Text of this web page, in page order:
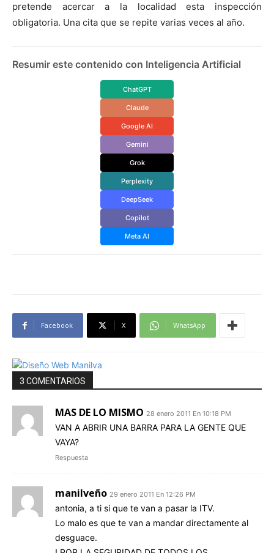
pretende acercar a la localidad esta inspección
obligatoria. Una cita que se repite varias veces al año.
Resumir este contenido con Inteligencia Artificial
ChatGPT
Claude
Google AI
Gemini
Grok
Perplexity
DeepSeek
Copilot
Meta AI
Facebook X WhatsApp
3 COMENTARIOS
MAS DE LO MISMO 28 enero 2011 En 10:18 PM
VAN A ABRIR UNA BARRA PARA LA GENTE QUE
VAYA?
Respuesta
manilveño 29 enero 2011 En 12:26 PM
antonia, a ti si que te van a pasar la ITV.
Lo malo es que te van a mandar directamente al
desguace.